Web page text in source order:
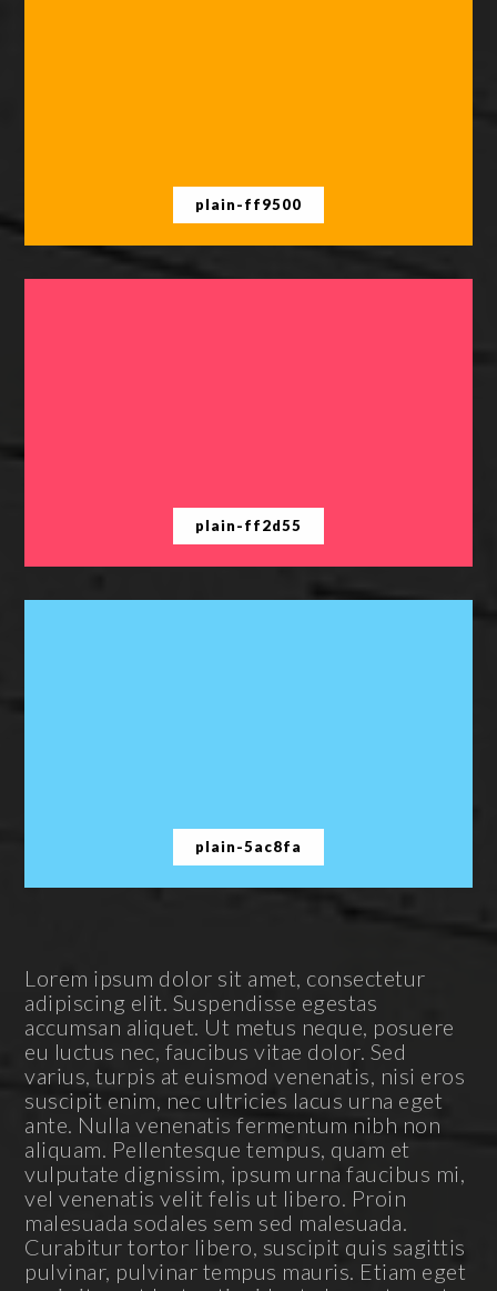
plain-ff9500
plain-ff2d55
plain-5ac8fa
Lorem ipsum dolor sit amet, consectetur
adipiscing elit. Suspendisse egestas
accumsan aliquet. Ut metus neque, posuere
eu luctus nec, faucibus vitae dolor. Sed
varius, turpis at euismod venenatis, nisi eros
suscipit enim, nec ultricies lacus urna eget
ante. Nulla venenatis fermentum nibh non
aliquam. Pellentesque tempus, quam et
vulputate dignissim, ipsum urna faucibus mi,
vel venenatis velit felis ut libero. Proin
malesuada sodales sem sed malesuada.
Curabitur tortor libero, suscipit quis sagittis
pulvinar, pulvinar tempus mauris. Etiam eget